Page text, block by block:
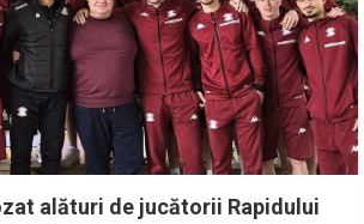
alături de jucătorii Rapidului